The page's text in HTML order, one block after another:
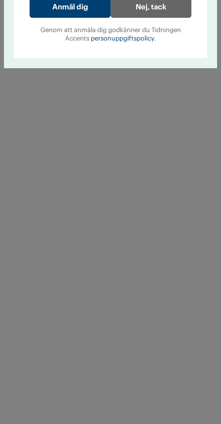
Nej, tack
Genom att anmäla dig godkänner du Tidningen
Accents personuppgiftspolicy.